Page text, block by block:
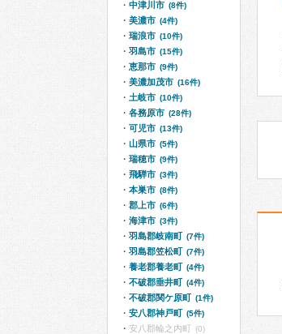
中津川市 (8件)
美濃市 (4件)
瑞浪市 (10件)
羽島市 (15件)
恵那市 (9件)
美濃加茂市 (16件)
土岐市 (10件)
各務原市 (28件)
可児市 (13件)
山県市 (5件)
瑞穂市 (9件)
飛騨市 (3件)
本巣市 (8件)
郡上市 (6件)
海津市 (3件)
羽島郡岐南町 (7件)
羽島郡笠松町 (7件)
養老郡養老町 (4件)
不破郡垂井町 (4件)
不破郡関ケ原町 (1件)
安八郡神戸町 (5件)
安八郡輪之内町 (0)